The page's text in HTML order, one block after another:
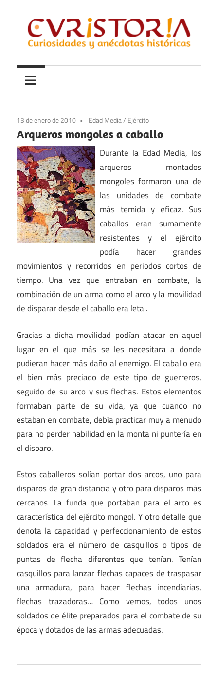
contenido
Curistoria
y
anécdotas
historia
13 de enero de 2010 Edad Media/ Ejército
Arqueros mongoles a caballo
Durante la Edad Media, los
arqueros montados
mongoles formaron una de
las unidades de combate
más temida y eficaz. Sus
caballos eran sumamente
resistentes y el ejército
podía hacer grandes
movimientos y recorridos en periodos cortos de
tiempo. Una vez que entraban en combate, la
combinación de un arma como el arco y la movilidad
de disparar desde el caballo era letal.
Gracias a dicha movilidad podían atacar en aquel
lugar en el que más se les necesitara a donde
pudieran hacer más daño al enemigo. El caballo era
el bien más preciado de este tipo de guerreros,
seguido de su arco y sus flechas. Estos elementos
formaban parte de su vida, ya que cuando no
estaban en combate, debía practicar muy a menudo
para no perder habilidad en la monta ni puntería en
el disparo.
Estos caballeros solían portar dos arcos, uno para
disparos de gran distancia y otro para disparos más
cercanos. La funda que portaban para el arco es
característica del ejército mongol. Y otro detalle que
denota la capacidad y perfeccionamiento de estos
soldados era el número de casquillos o tipos de
puntas de flecha diferentes que tenían. Tenían
casquillos para lanzar flechas capaces de traspasar
una armadura, para hacer flechas incendiarias,
flechas trazadoras… Como vemos, todos unos
soldados de élite preparados para el combate de su
época y dotados de las armas adecuadas.